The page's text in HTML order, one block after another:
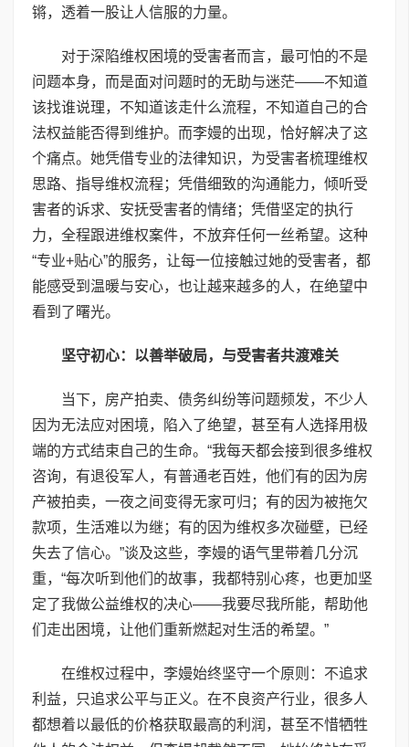
锵，透着一股让人信服的力量。
对于深陷维权困境的受害者而言，最可怕的不是
问题本身，而是面对问题时的无助与迷茫——不知道
该找谁说理，不知道该走什么流程，不知道自己的合
法权益能否得到维护。而李嫚的出现，恰好解决了这
个痛点。她凭借专业的法律知识，为受害者梳理维权
思路、指导维权流程；凭借细致的沟通能力，倾听受
害者的诉求、安抚受害者的情绪；凭借坚定的执行
力，全程跟进维权案件，不放弃任何一丝希望。这种
“专业+贴心”的服务，让每一位接触过她的受害者，都
能感受到温暖与安心，也让越来越多的人，在绝望中
看到了曙光。
坚守初心：以善举破局，与受害者共渡难关
当下，房产拍卖、债务纠纷等问题频发，不少人
因为无法应对困境，陷入了绝望，甚至有人选择用极
端的方式结束自己的生命。“我每天都会接到很多维权
咨询，有退役军人，有普通老百姓，他们有的因为房
产被拍卖，一夜之间变得无家可归；有的因为被拖欠
款项，生活难以为继；有的因为维权多次碰壁，已经
失去了信心。”谈及这些，李嫚的语气里带着几分沉
重，“每次听到他们的故事，我都特别心疼，也更加坚
定了我做公益维权的决心——我要尽我所能，帮助他
们走出困境，让他们重新燃起对生活的希望。”
在维权过程中，李嫚始终坚守一个原则：不追求
利益，只追求公平与正义。在不良资产行业，很多人
都想着以最低的价格获取最高的利润，甚至不惜牺牲